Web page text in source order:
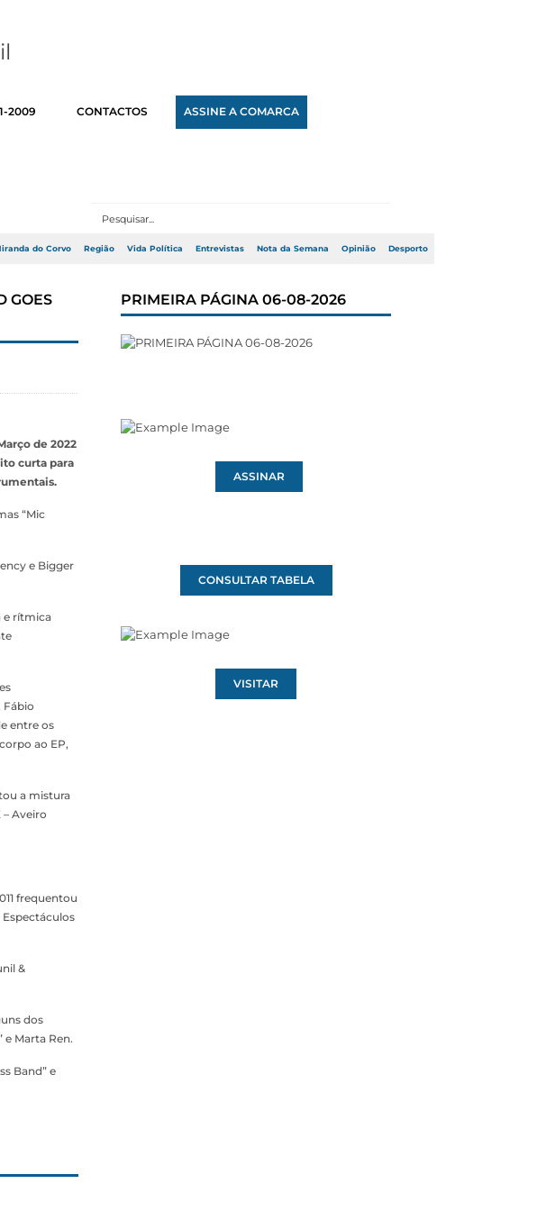
2009 CONTACTOS ASSINE A COMARCA
do Corvo Região Vida Política Entrevistas Nota da Semana Opinião Desporto
GOES
de 2022
curta para
“Mic
e Bigger
e rítmica
Fábio
entre os
ao EP,
a mistura
Aveiro
frequentou
Espectáculos
&
dos
e Marta Ren.
Band” e
PRIMEIRA PÁGINA 06-08-2026
ASSINAR
CONSULTAR TABELA
VISITAR